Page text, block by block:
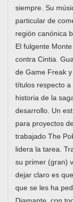
siempre. Su
particular de
región canónica
El fulgente
contra Cintia.
de Game Freak
títulos respecto
historia de la
desarrollo. Un
para proyectos
trabajado The
lidera la tarea.
su primer (gran)
dejar claro es
que se les ha